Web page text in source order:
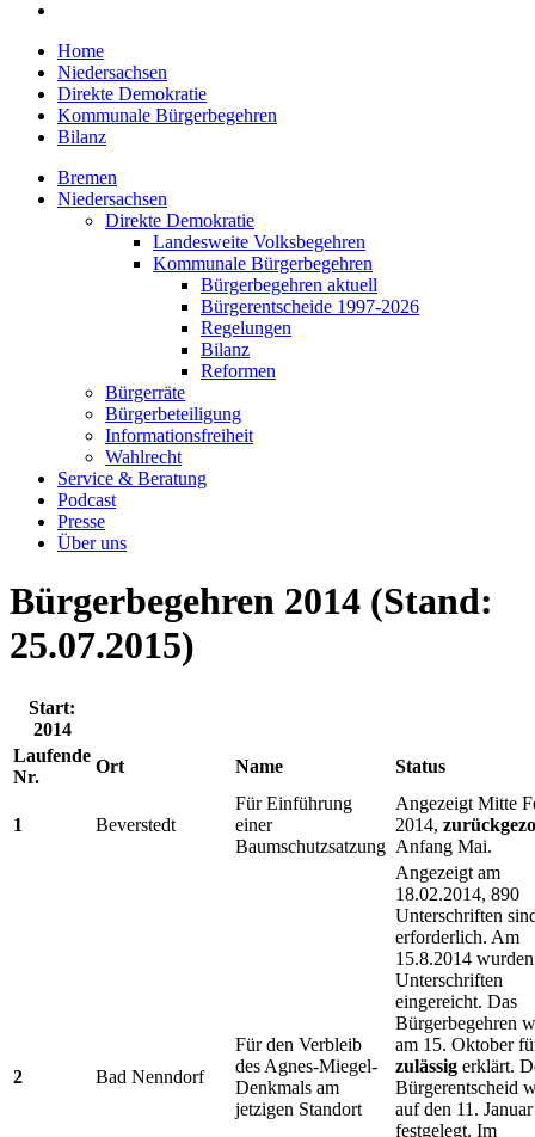
Home
Niedersachsen
Direkte Demokratie
Kommunale Bürgerbegehren
Bilanz
Bremen
Niedersachsen
Direkte Demokratie
Landesweite Volksbegehren
Kommunale Bürgerbegehren
Bürgerbegehren aktuell
Bürgerentscheide 1997-2026
Regelungen
Bilanz
Reformen
Bürgerräte
Bürgerbeteiligung
Informationsfreiheit
Wahlrecht
Service & Beratung
Podcast
Presse
Über uns
Bürgerbegehren 2014 (Stand:
25.07.2015)
Start:
2014
Laufende
Nr.
Ort Name Status
1 Beverstedt
Für Einführung
einer
Baumschutzsatzung
Angezeigt Mitte
2014,
Anfang Mai.
2 Bad Nenndorf
Für den Verbleib
des Agnes-Miegel-
Denkmals am
jetzigen Standort
Angezeigt am
18.02.2014, 890
Unterschriften
erforderlich. Am
15.8.2014
Unterschriften
eingereicht. Das
Bürgerbegehren
am 15. Oktober
zulässig erklärt.
Bürgerentscheid
auf den 11.
festgelegt. Im